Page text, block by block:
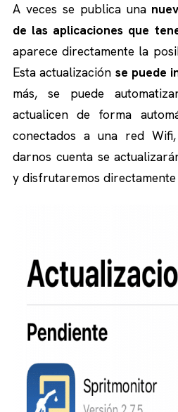
A veces se publica una
de las aplicaciones que
aparece directamente la
Esta actualización se puede
más, se puede
actualicen de forma
conectados a una red
darnos cuenta se
y disfrutaremos